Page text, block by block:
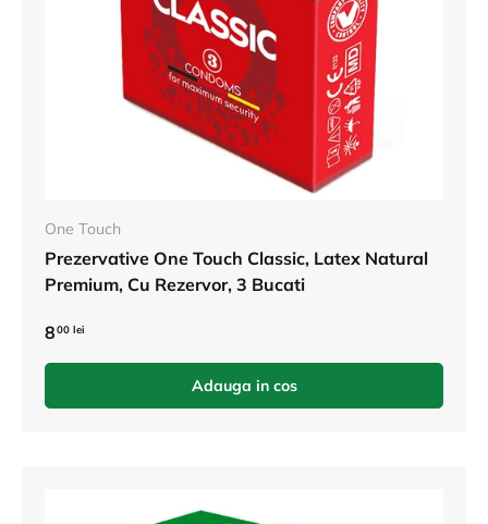
One Touch
Prezervative One Touch Classic, Latex Natural
Premium, Cu Rezervor, 3 Bucati
800 lei
Adauga in cos